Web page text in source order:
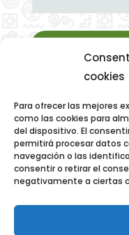
cookies
Para ofrecer las mejores
como las cookies para
del dispositivo. El
permitirá procesar datos
navegación o las
consentir o retirar el
negativamente a ciertas
Política